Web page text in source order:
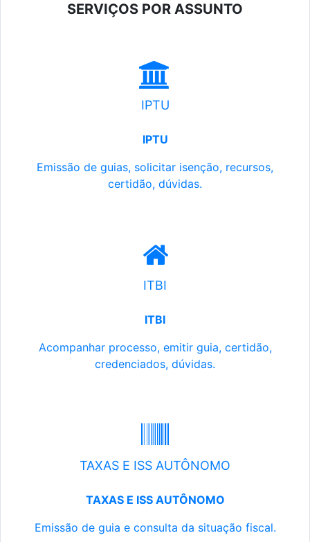
SERVIÇOS POR ASSUNTO
IPTU
IPTU
Emissão de guias, solicitar isenção, recursos,
certidão, dúvidas.
ITBI
ITBI
Acompanhar processo, emitir guia, certidão,
credenciados, dúvidas.
TAXAS E ISS AUTÔNOMO
TAXAS E ISS AUTÔNOMO
Emissão de guia e consulta da situação fiscal.